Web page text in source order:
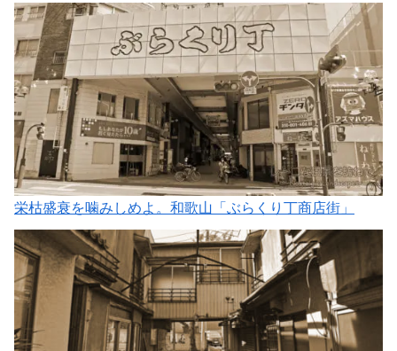
栄枯盛衰を噛みしめよ。和歌山「ぶらくり丁商店街」